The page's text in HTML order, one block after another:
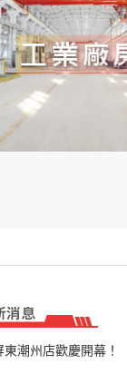
東潮州店歡慶開幕！